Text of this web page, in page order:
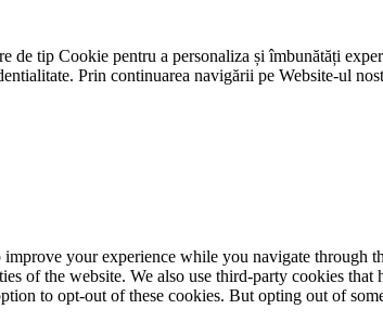
de tip Cookie pentru a personaliza și îmbunătăți
Prin continuarea navigării pe Website-ul
your experience while you navigate through
of the website. We also use third-party cookies
to opt-out of these cookies. But opting out of